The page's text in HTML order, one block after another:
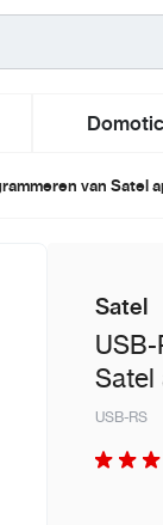
van Satel
Satel
Satel
USB-RS